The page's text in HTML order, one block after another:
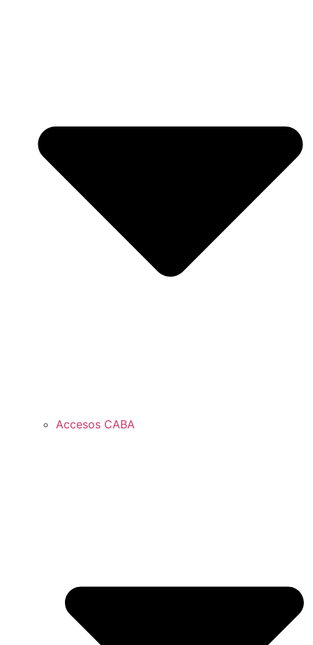
Accesos CABA